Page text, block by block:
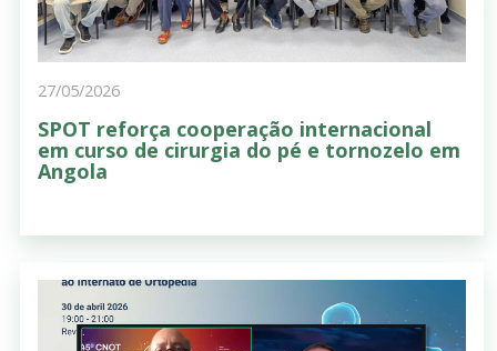
27/05/2026
SPOT reforça cooperação internacional
em curso de cirurgia do pé e tornozelo em
Angola